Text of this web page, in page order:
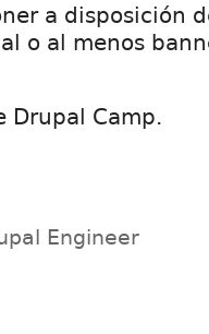
a disposición
o al menos
Drupal Camp.
Engineer